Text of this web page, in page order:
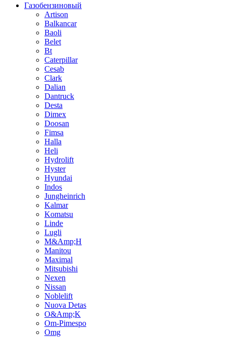
Газобензиновый
Artison
Balkancar
Baoli
Belet
Bt
Caterpillar
Cesab
Clark
Dalian
Dantruck
Desta
Dimex
Doosan
Fimsa
Halla
Heli
Hydrolift
Hyster
Hyundai
Indos
Jungheinrich
Kalmar
Komatsu
Linde
Lugli
M&Amp;H
Manitou
Maximal
Mitsubishi
Nexen
Nissan
Noblelift
Nuova Detas
O&Amp;K
Om-Pimespo
Omg